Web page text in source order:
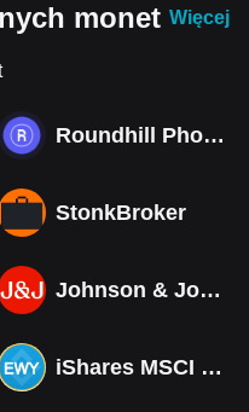
monet Więcej
Roundhill Photonics & Optics ETF
StonkBroker
Johnson & Johnson (Derivatives)
iShares MSCI South Korea ETF Tokenized bStocks